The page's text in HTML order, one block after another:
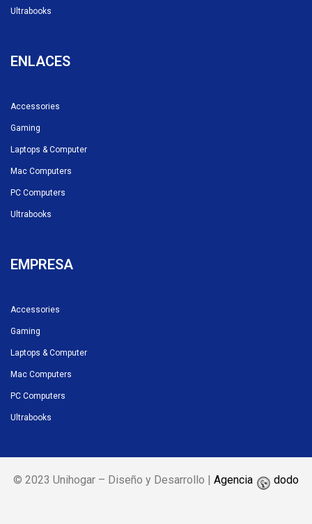
Ultrabooks
ENLACES
Accessories
Gaming
Laptops & Computer
Mac Computers
PC Computers
Ultrabooks
EMPRESA
Accessories
Gaming
Laptops & Computer
Mac Computers
PC Computers
Ultrabooks
© 2023 Unihogar – Diseño y Desarrollo | Agencia dodo